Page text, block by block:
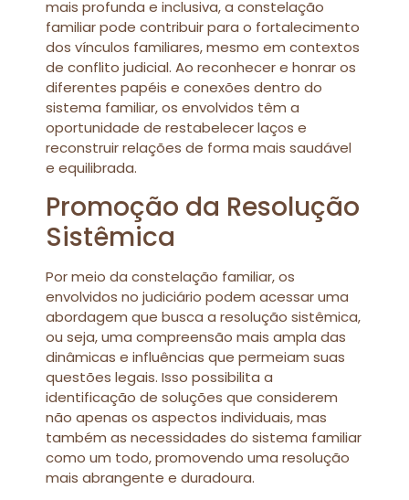
mais profunda e inclusiva, a constelação
familiar pode contribuir para o fortalecimento
dos vínculos familiares, mesmo em contextos
de conflito judicial. Ao reconhecer e honrar os
diferentes papéis e conexões dentro do
sistema familiar, os envolvidos têm a
oportunidade de restabelecer laços e
reconstruir relações de forma mais saudável
e equilibrada.
Promoção da Resolução
Sistêmica
Por meio da constelação familiar, os
envolvidos no judiciário podem acessar uma
abordagem que busca a resolução sistêmica,
ou seja, uma compreensão mais ampla das
dinâmicas e influências que permeiam suas
questões legais. Isso possibilita a
identificação de soluções que considerem
não apenas os aspectos individuais, mas
também as necessidades do sistema familiar
como um todo, promovendo uma resolução
mais abrangente e duradoura.